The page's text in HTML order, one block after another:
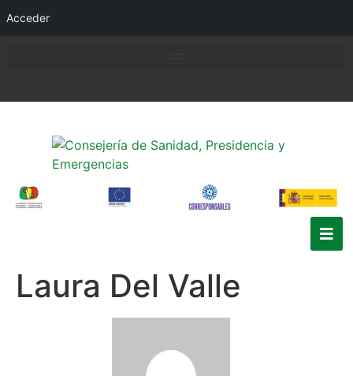
Acceder
Laura Del Valle